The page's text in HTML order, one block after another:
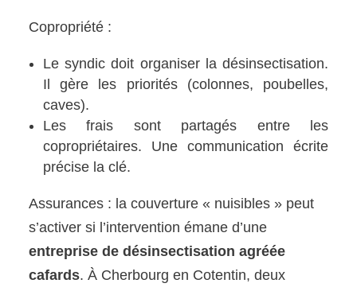
Copropriété :
Le syndic doit organiser la désinsectisation.
Il gère les priorités (colonnes, poubelles,
caves).
Les frais sont partagés entre les
copropriétaires. Une communication écrite
précise la clé.
Assurances : la couverture « nuisibles » peut
s’activer si l’intervention émane d’une
entreprise de désinsectisation agréée
cafards. À Cherbourg en Cotentin, deux